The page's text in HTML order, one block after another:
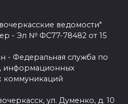
ведомости"
- Эл № ФС77-78482 от 15
- Федеральная служба по
информационных
коммуникаций
ул. Думенко, д. 10